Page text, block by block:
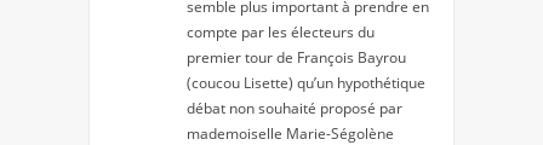
semble plus important à prendre en
compte par les électeurs du
premier tour de François Bayrou
(coucou Lisette) qu’un hypothétique
débat non souhaité proposé par
mademoiselle Marie-Ségolène